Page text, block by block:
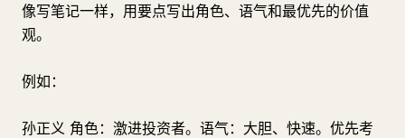
像写笔记一样，用要点写出角色、语气和最优先的价值
观。
例如：
孙正义 角色：激进投资者。语气：大胆、快速。优先考